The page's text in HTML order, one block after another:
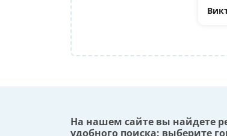
На нашем сайте вы найдете
удобного поиска: выберите